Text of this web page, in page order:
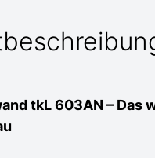
tkL 603AN –